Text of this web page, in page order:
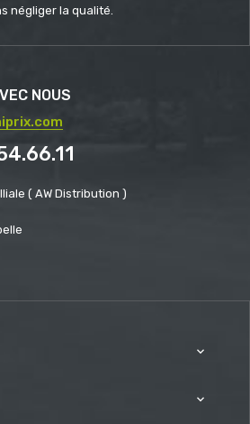
négliger la qualité.
NOUS
( AW Distribution )

